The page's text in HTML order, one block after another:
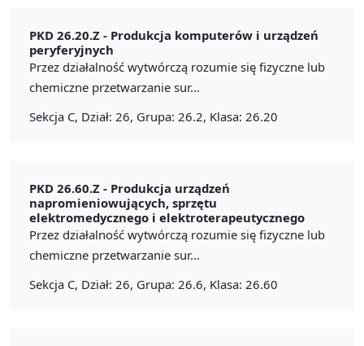
PKD 26.20.Z - Produkcja komputerów i urządzeń
peryferyjnych
Przez działalność wytwórczą rozumie się fizyczne lub
chemiczne przetwarzanie sur...
Sekcja C, Dział: 26, Grupa: 26.2, Klasa: 26.20
PKD 26.60.Z - Produkcja urządzeń
napromieniowujących, sprzętu
elektromedycznego i elektroterapeutycznego
Przez działalność wytwórczą rozumie się fizyczne lub
chemiczne przetwarzanie sur...
Sekcja C, Dział: 26, Grupa: 26.6, Klasa: 26.60